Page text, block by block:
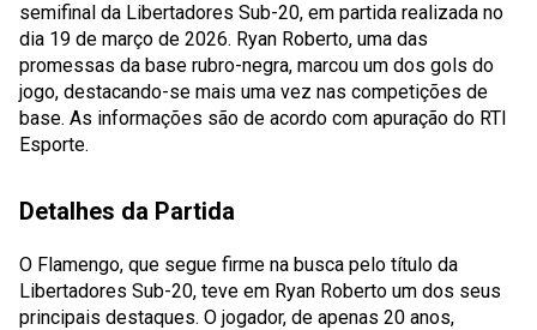
semifinal da Libertadores Sub-20, em partida realizada no
dia 19 de março de 2026. Ryan Roberto, uma das
promessas da base rubro-negra, marcou um dos gols do
jogo, destacando-se mais uma vez nas competições de
base. As informações são de acordo com apuração do RTI
Esporte.
Detalhes da Partida
O Flamengo, que segue firme na busca pelo título da
Libertadores Sub-20, teve em Ryan Roberto um dos seus
principais destaques. O jogador, de apenas 20 anos,